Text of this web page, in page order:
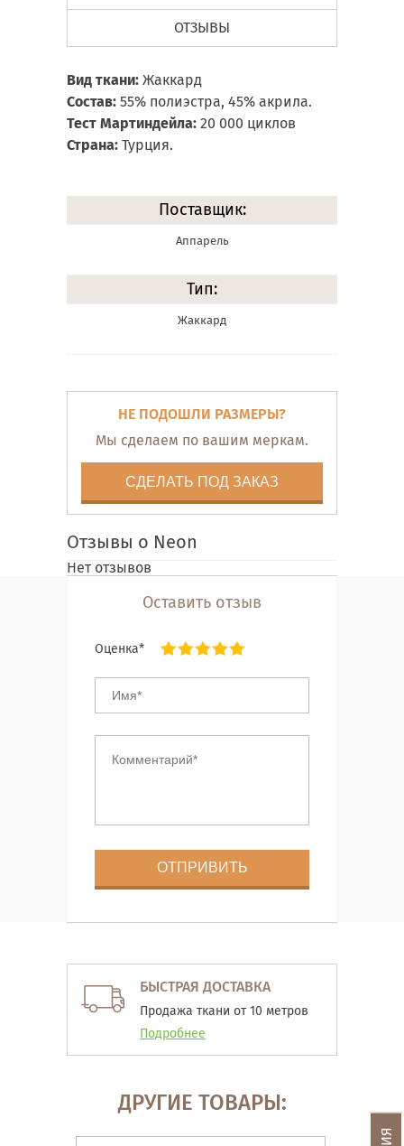
ОТЗЫВЫ
Вид ткани: Жаккард
Состав: 55% полиэстра, 45% акрила.
Тест Мартиндейла: 20 000 циклов
Страна: Турция.
Поставщик:
Аппарель
Тип:
Жаккард
НЕ ПОДОШЛИ РАЗМЕРЫ?
Мы сделаем по вашим меркам.
СДЕЛАТЬ ПОД ЗАКАЗ
Отзывы о Neon
Нет отзывов
Оставить отзыв
Оценка*
БЫСТРАЯ ДОСТАВКА
Продажа ткани от 10 метров
Подробнее
ДРУГИЕ ТОВАРЫ: